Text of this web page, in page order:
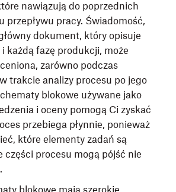
nawiązują do poprzednich
przepływu pracy. Świadomość,
dokument, który opisuje
i każdą fazę produkcji, może
zarówno podczas
trakcie analizy procesu po jego
blokowe używane jako
i oceny pomogą Ci zyskać
przebiega płynnie, ponieważ
które elementy zadań są
części procesu mogą pójść nie
blokowe mają szerokie